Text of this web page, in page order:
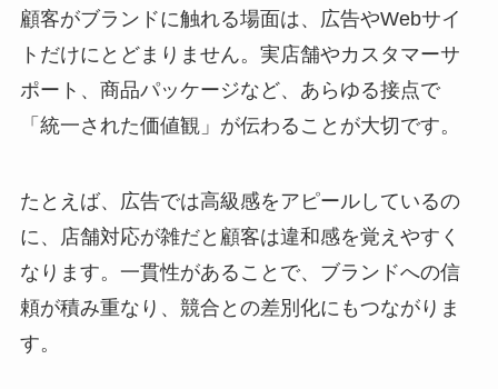
顧客がブランドに触れる場面は、広告やWebサイ
トだけにとどまりません。実店舗やカスタマーサ
ポート、商品パッケージなど、あらゆる接点で
「統一された価値観」が伝わることが大切です。
たとえば、広告では高級感をアピールしているの
に、店舗対応が雑だと顧客は違和感を覚えやすく
なります。一貫性があることで、ブランドへの信
頼が積み重なり、競合との差別化にもつながりま
す。